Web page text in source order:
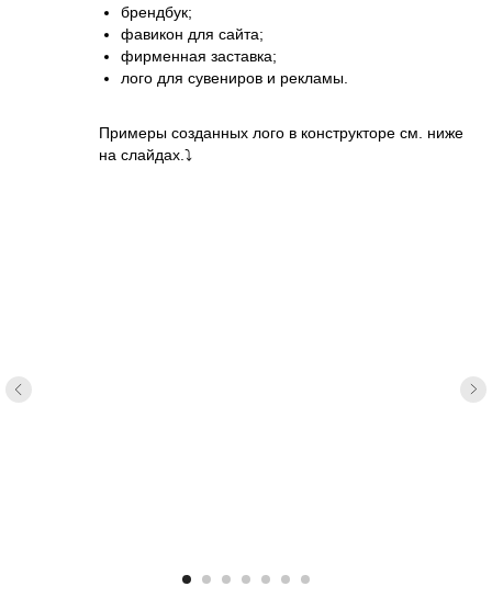
брендбук;
фавикон для сайта;
фирменная заставка;
лого для сувениров и рекламы.
Примеры созданных лого в конструкторе см. ниже
на слайдах.⤵️